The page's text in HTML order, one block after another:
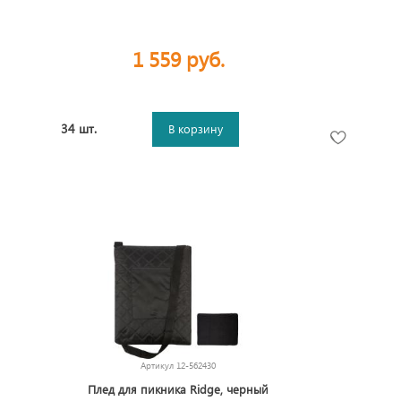
1 559 руб.
34 шт. В корзину
Артикул 12-562430
Плед для пикника Ridge, черный